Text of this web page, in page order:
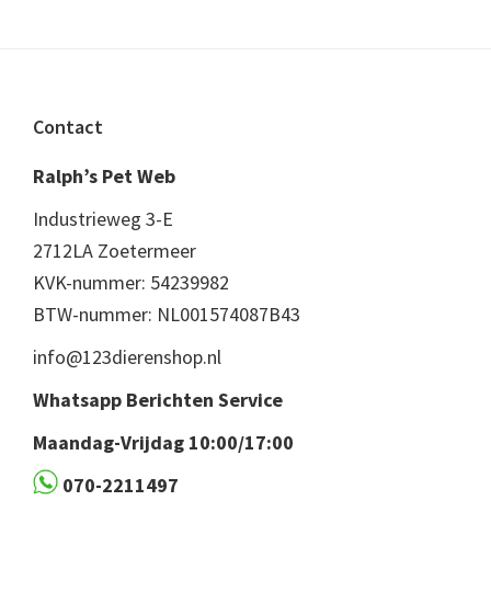
Footer
Contact
Ralph’s Pet Web
Industrieweg 3-E
2712LA Zoetermeer
KVK-nummer: 54239982
BTW-nummer: NL001574087B43
info@123dierenshop.nl
Whatsapp Berichten Service
Maandag-Vrijdag 10:00/17:00
070-2211497